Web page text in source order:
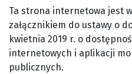
Ta strona internetowa jest
załącznikiem do ustawy o
kwietnia 2019 r. o
internetowych i aplikacji
publicznych.